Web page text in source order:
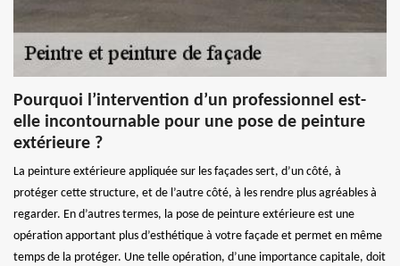
Pourquoi l’intervention d’un professionnel est-
elle incontournable pour une pose de peinture
extérieure ?
La peinture extérieure appliquée sur les façades sert, d’un côté, à
protéger cette structure, et de l’autre côté, à les rendre plus agréables à
regarder. En d’autres termes, la pose de peinture extérieure est une
opération apportant plus d’esthétique à votre façade et permet en même
temps de la protéger. Une telle opération, d’une importance capitale, doit